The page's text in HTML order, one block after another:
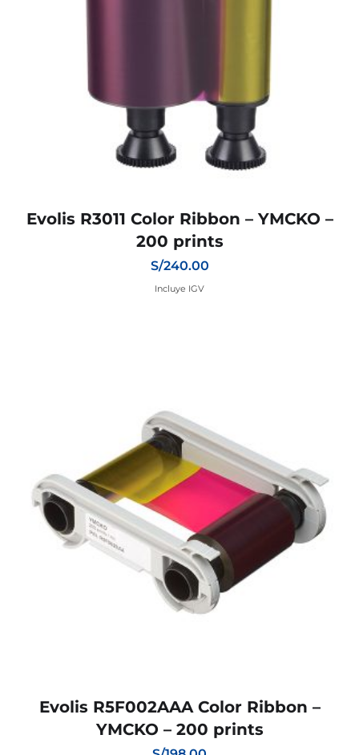
Evolis R3011 Color Ribbon – YMCKO –
200 prints
S/240.00
Evolis R5F002AAA Color Ribbon –
YMCKO – 200 prints